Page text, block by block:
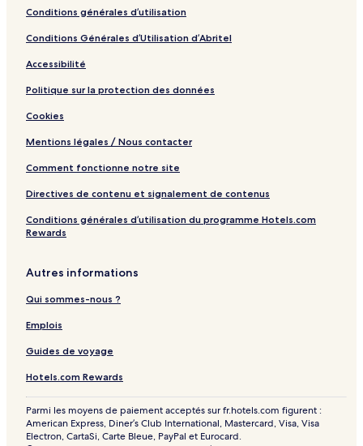
r
e
n
a
i
e
b
y
I
H
Conditions générales d’utilisation
Conditions Générales d’Utilisation d’Abritel
Accessibilité
Politique sur la protection des données
Cookies
Mentions légales / Nous contacter
Comment fonctionne notre site
Directives de contenu et signalement de contenus
Conditions générales d’utilisation du programme Hotels.com
Rewards
Autres informations
Qui sommes-nous ?
Emplois
Guides de voyage
Hotels.com Rewards
Parmi les moyens de paiement acceptés sur fr.hotels.com figurent :
American Express, Diner’s Club International, Mastercard, Visa, Visa
Electron, CartaSi, Carte Bleue, PayPal et Eurocard.